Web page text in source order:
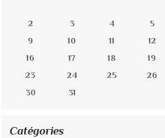
2
3 4 5
9
10 11 12
16
17 18 19
23
24 25 26
30
31
Catégories